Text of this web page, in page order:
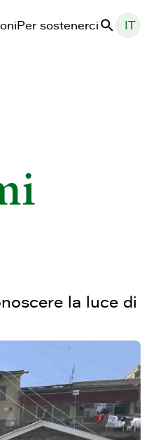
Per sostenerci Cerca
IT
la luce di